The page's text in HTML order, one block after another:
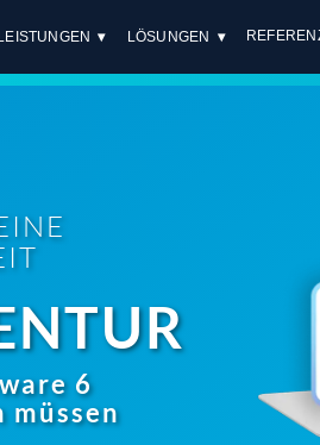
LEISTUNGEN LÖSUNGEN
6
müssen